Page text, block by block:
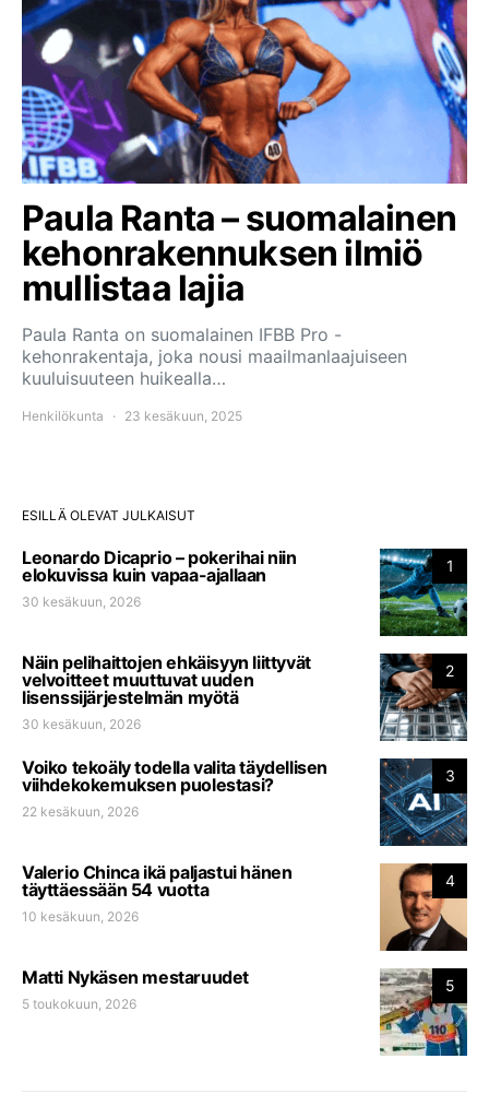
Paula Ranta – suomalainen
kehonrakennuksen ilmiö
mullistaa lajia
Paula Ranta on suomalainen IFBB Pro -
kehonrakentaja, joka nousi maailmanlaajuiseen
kuuluisuuteen huikealla…
Henkilökunta 23 kesäkuun, 2025
ESILLÄ OLEVAT JULKAISUT
1
Leonardo Dicaprio – pokerihai niin
elokuvissa kuin vapaa-ajallaan
30 kesäkuun, 2026
2
Näin pelihaittojen ehkäisyyn liittyvät
velvoitteet muuttuvat uuden
lisenssijärjestelmän myötä
30 kesäkuun, 2026
3
Voiko tekoäly todella valita täydellisen
viihdekokemuksen puolestasi?
22 kesäkuun, 2026
4
Valerio Chinca ikä paljastui hänen
täyttäessään 54 vuotta
10 kesäkuun, 2026
5
Matti Nykäsen mestaruudet
5 toukokuun, 2026